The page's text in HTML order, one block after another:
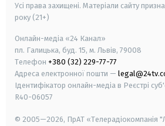
Усі права захищені. Матеріали сайту
року (21+)
Онлайн-медіа «24 Канал»
пл. Галицька, буд. 15, м. Львів, 79008
Телефон +380 (32) 229-77-77
Адреса електронної пошти —
Ідентифікатор онлайн-медіа в Реєстрі
R40-06057
© 2005—2026, ПрАТ «Телерадіокомпанія